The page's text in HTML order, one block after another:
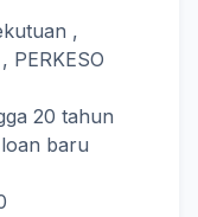
,
PERKESO
20 tahun
baru